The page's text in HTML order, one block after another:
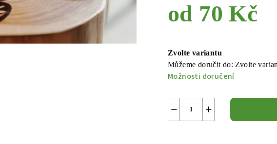
od 70 Kč
cena:
Zvolte variantu
Můžeme doručit do: Zvolte
Možnosti doručení
+
−